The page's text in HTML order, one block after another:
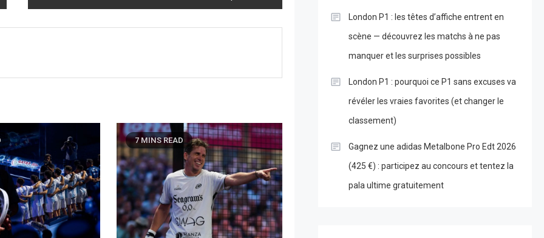
7 MINS READ
London P1 : les têtes d’affiche entrent en
scène — découvrez les matchs à ne pas
manquer et les surprises possibles
London P1 : pourquoi ce P1 sans excuses va
révéler les vraies favorites (et changer le
classement)
Gagnez une adidas Metalbone Pro Edt 2026
(425 €) : participez au concours et tentez la
pala ultime gratuitement